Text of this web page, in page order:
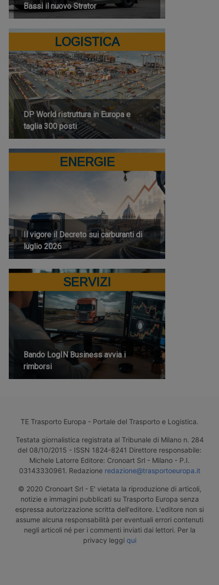
Bassi il nuovo Strator
LOGISTICA
DP World ristruttura in Europa e
taglia 300 posti
ENERGIE
Il vigore il Decreto sui carburanti di
luglio 2026
SERVIZI
Bando LogIN Business avvia i
rimborsi
TE Trasporto Europa - Portale del Trasporto e Logistica.
Testata giornalistica registrata al Tribunale di Milano n. 284
del 08/10/2015 - ISSN 1824-8241 Direttore responsabile:
Michele Latorre Editore: Cronoart Srl - Milano - P.I.
03143330961. Redazione redazione@trasportoeuropa.it
© 2020 Cronoart Srl - E' vietata la riproduzione di articoli,
notizie e immagini pubblicati su Trasporto Europa senza
espressa autorizzazione scritta dell'editore. L'editore non si
assume alcuna responsabilità per eventuali errori contenuti
negli articoli né per i commenti inviati dai lettori. Per la
privacy leggi qui